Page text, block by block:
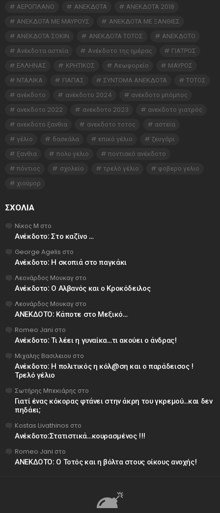
ΑΕΡΟΠΛΑΝΟ
ΑΝΕΚΔΟΤΑ
ΑΝΕΚΔΟΤΑ 2018
ΑΝΕΚΔΟΤΑ ΜΕ ΜΑΥΡΟΥΣ
ΑΝΕΚΔΟΤΑ ΜΕ ΞΑΝΘΙΕΣ
ΑΝΕΚΔΟΤΑ ΣΟΚΙΝ
ΑΝΕΚΔΟΤΑ ΤΟΤΟΣ
ΑΝΕΚΔΟΤΟ
Ανέκδοτα αστεία
Ανέκδοτο της ημέρας
ΓΙΑΤΡΟΣ
ΕΛΛΗΝΑΣ
ΚΡΗΤΙΚΟΣ Λεωφορείο
ΜΑΥΡΟΣ
ΝΤΑΛΙΚΑ
ΠΑΠΑΣ ΣΥΝΤΟΜΑ ΑΝΕΚΔΟΤΑ
ΤΟΤΟΣ
ανέκδοτο
ανέκδοτο 2024
ανέκδοτο μπόμπος
ανεκδοτο 2022
ανεκδοτο 2023
ανεκδοτο γιατρός
ανεκδοτο ξανθια
ανεκδοτο τοτος
αστεία
γέλιο
δασκάλα επικό γέλιο
ζευγάρι
ξανθια
πολυ γελιο
ποντιακό ανέκδοτο
πόντιος
σχολείο τρελό γέλιο
φοβερο γελιο
χιούμορ
ΣΧΌΛΙΑ
Νίκος Μ στο
Ανέκδοτο: Στο καζίνο …
George Agelis στο
Ανέκδοτο: Η σκοπιά στο παγκάκι
Λεονάρδος Μουκαγ στο
Ανέκδοτο: Ο Αλβανός και ο Κροκόδειλος
Λεονάρδος Μουκαγ στο
ΑΝΕΚΔΟΤΟ: Κάποτε στο Μεξικό…
Romeo Jani στο
Ανέκδοτο: Τι λέει η γυναίκα…τι ακούει ο άνδρας!
Μιχαλης Βασιλειου στο
Ανέκδοτο: Η πολιτικός η κόλ@ση και ο παράδεισος !
Τρελό γέλιο
Σωτήρης Μπεκιάρης στο
Γιατί ένας κόκορας φτάνει στην άκρη του γκρεμού…και δεν
πηδάει;
Kostas Livathinos στο
Ανέκδοτο:Στατιστικά…κουρασμένος !!!
Romeo Jani στο
ΑΝΕΚΔΟΤΟ: Ο Τοτός και η βόλτα στους οίκους ανοχής!